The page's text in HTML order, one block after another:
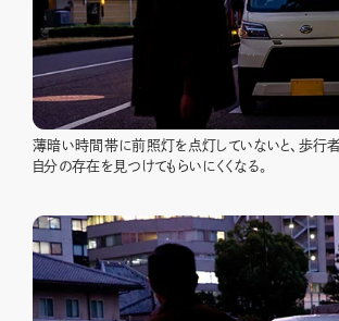
薄暗い時間帯に前照灯を点灯していないと、歩行
自分の存在を見つけてもらいにくくなる。